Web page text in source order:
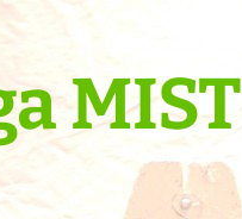
MIST